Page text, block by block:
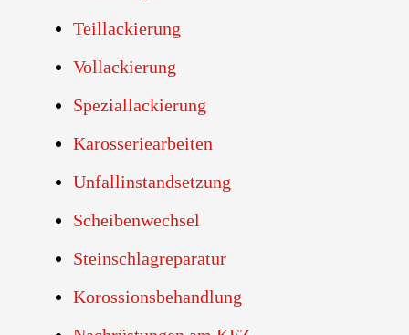
Teillackierung
Vollackierung
Speziallackierung
Karosseriearbeiten
Unfallinstandsetzung
Scheibenwechsel
Steinschlagreparatur
Korossionsbehandlung